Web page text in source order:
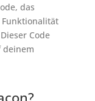
das
Code
deinem